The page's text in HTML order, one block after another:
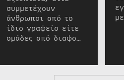
συμμετέχουν
άνθρωποι από το
ίδιο γραφείο είτε
ομάδες από διαφο…